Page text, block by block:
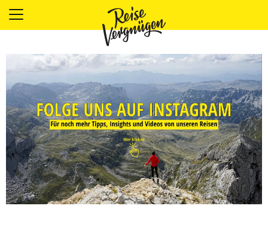
LÄNDER
UNTERKÜNFTE
FOOD
PLANUNG
OUTDOOR